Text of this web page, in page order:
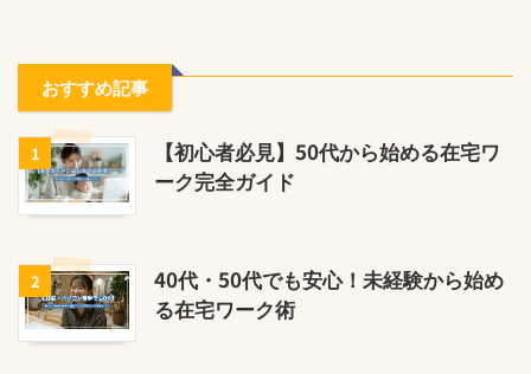
おすすめ記事
1
【初心者必見】50代から始める在宅ワ
ーク完全ガイド
2
40代・50代でも安心！未経験から始め
る在宅ワーク術